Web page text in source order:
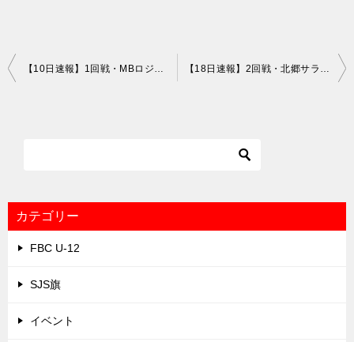
投
シ
ョ
カテゴリー
FBC U-12
SJS旗
イベント